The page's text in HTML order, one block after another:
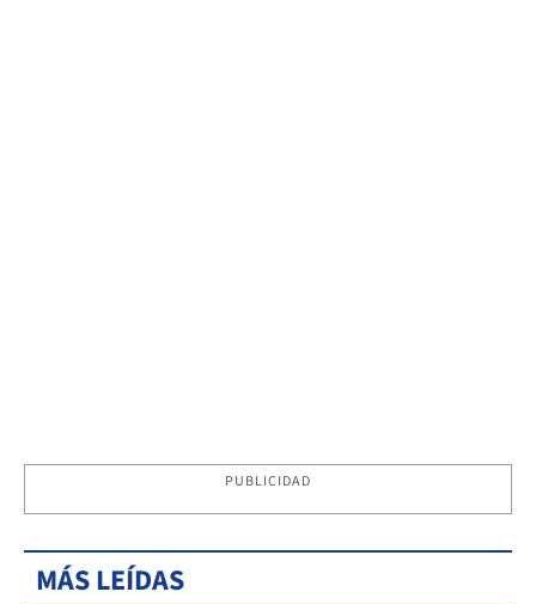
PUBLICIDAD
MÁS LEÍDAS